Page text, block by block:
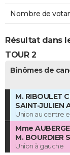
Nombre de
Résultat dans
TOUR 2
Binômes de
M. RIBOULET
SAINT-JULIEN
Union au centre
Mme
M. BOURDIER
Union à gauche